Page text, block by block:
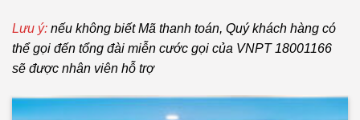
Lưu ý: nếu không biết Mã thanh toán, Quý khách hàng có
thể gọi đến tổng đài miễn cước gọi của VNPT 18001166
sẽ được nhân viên hỗ trợ